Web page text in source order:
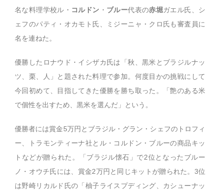
名な料理学校ル・ コルドン ・ ブルー代表の赤堀ガエル氏、シ
ェフのパティ・オカモト氏、ミジーニャ・クロ氏も審査員に
名を連ねた。
優勝したロナウド・イシザカ氏は「秋、黒米とブラジルナッ
ツ、栗、人」と題された料理で参加。何度目かの挑戦にして
今回初めて、目指してきた優勝を勝ち取った。「艶のある米
で個性を出すため、黒米を選んだ」という。
優勝者には賞金5万円とブラジル・グラン・シェフのトロフィ
ー、トラモンティーナ社とル・コルドン・ブルーの商品キッ
トなどが贈られた。「ブラジル懐石」で2位となったブルー
ノ・オウチ氏には、賞金2万円と同じキットが贈られた。3位
は野崎リカルド氏の「柚子ライスプディング、カシューナッ